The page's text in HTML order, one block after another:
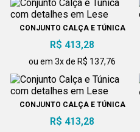
CONJUNTO CALÇA E TÚNICA
COM DETALHES EM LESE
R$ 413,28
ou em 3x de R$ 137,76
CONJUNTO CALÇA E TÚNICA
COM DETALHES EM LESE
R$ 413,28